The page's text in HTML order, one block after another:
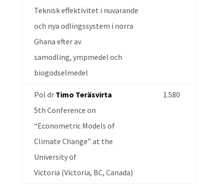
Teknisk effektivitet i nuvarande
och nya odlingssystem i norra
Ghana efter av
samodling, ympmedel och
biogödselmedel
Pol dr Timo Teräsvirta
5th Conference on
“Econometric Models of
Climate Change” at the
University of
Victoria (Victoria, BC, Canada)
1.580